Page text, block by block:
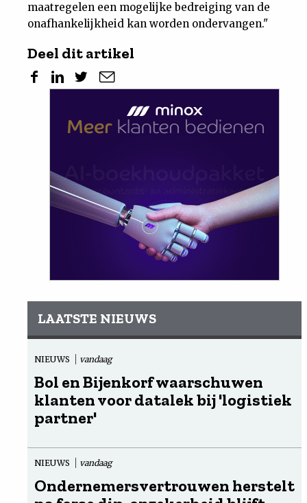
maatregelen een mogelijke bedreiging van de
onafhankelijkheid kan worden ondervangen."
Deel dit artikel
LAATSTE NIEUWS
NIEUWS vandaag
Bol en Bijenkorf waarschuwen
klanten voor datalek bij 'logistiek
partner'
NIEUWS vandaag
Ondernemersvertrouwen herstelt